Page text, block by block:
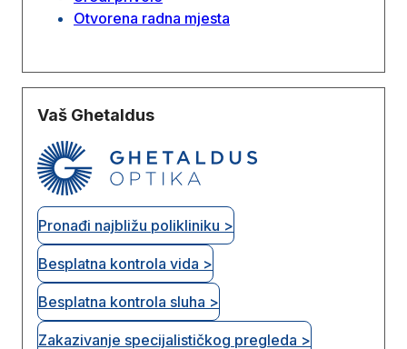
Otvorena radna mjesta
Vaš Ghetaldus
Pronađi najbližu polikliniku >
Besplatna kontrola vida >
Besplatna kontrola sluha >
Zakazivanje specijalističkog pregleda >